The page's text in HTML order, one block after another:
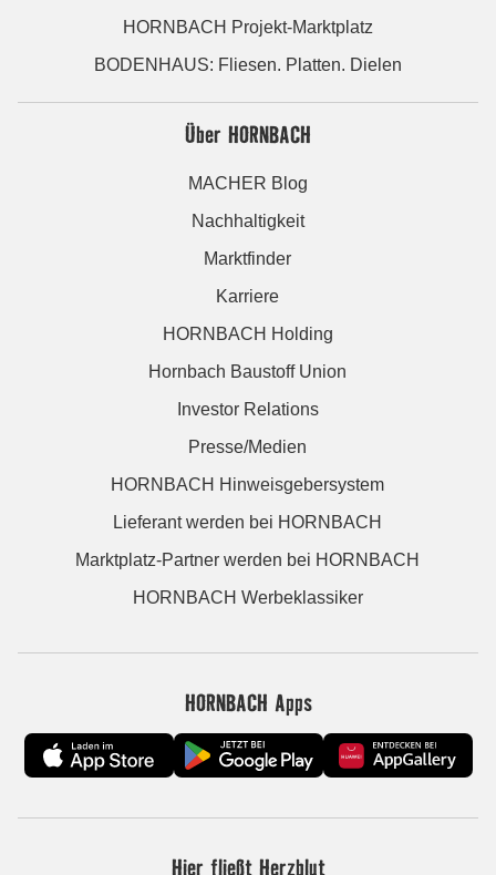
HORNBACH Projekt-Marktplatz
BODENHAUS: Fliesen. Platten. Dielen
Über HORNBACH
MACHER Blog
Nachhaltigkeit
Marktfinder
Karriere
HORNBACH Holding
Hornbach Baustoff Union
Investor Relations
Presse/Medien
HORNBACH Hinweisgebersystem
Lieferant werden bei HORNBACH
Marktplatz-Partner werden bei HORNBACH
HORNBACH Werbeklassiker
HORNBACH Apps
Hier fließt Herzblut